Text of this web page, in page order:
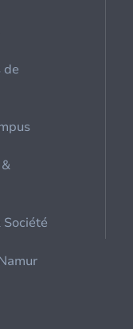
de